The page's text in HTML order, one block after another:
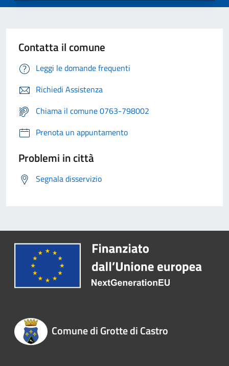
Contatta il comune
Leggi le domande frequenti
Richiedi Assistenza
Chiama il comune 0763-798002
Prenota un appuntamento
Problemi in città
Segnala disservizio
Comune di Grotte di Castro